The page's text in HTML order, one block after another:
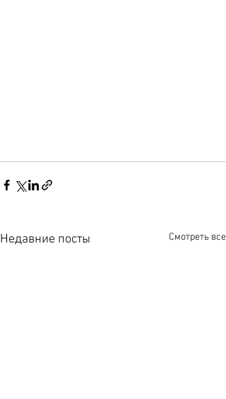
Недавние посты Смотреть все